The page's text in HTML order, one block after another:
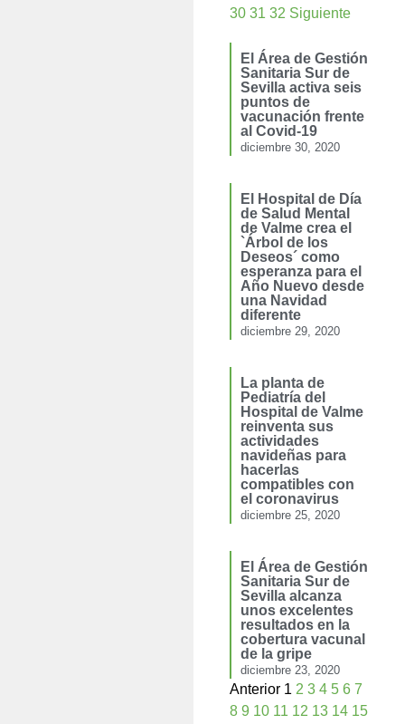
30 31 32 Siguiente
El Área de Gestión
Sanitaria Sur de
Sevilla activa seis
puntos de
vacunación frente
al Covid-19
diciembre 30, 2020
El Hospital de Día
de Salud Mental
de Valme crea el
`Árbol de los
Deseos´ como
esperanza para el
Año Nuevo desde
una Navidad
diferente
diciembre 29, 2020
La planta de
Pediatría del
Hospital de Valme
reinventa sus
actividades
navideñas para
hacerlas
compatibles con
el coronavirus
diciembre 25, 2020
El Área de Gestión
Sanitaria Sur de
Sevilla alcanza
unos excelentes
resultados en la
cobertura vacunal
de la gripe
diciembre 23, 2020
Anterior 1 2 3 4 5 6 7
8 9 10 11 12 13 14 15